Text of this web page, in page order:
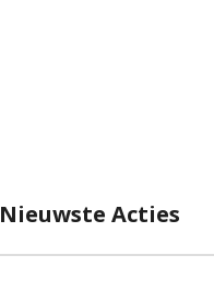
Nieuwste Acties